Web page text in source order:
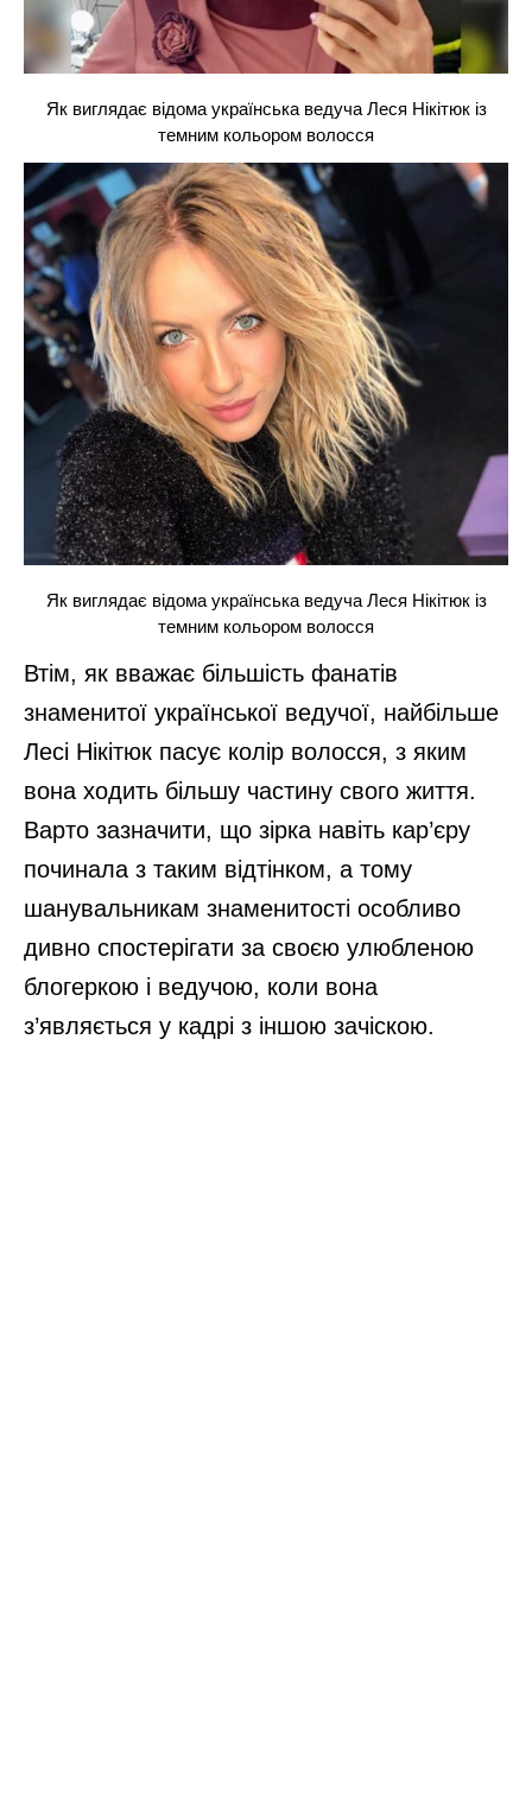
Як виглядає відома українська ведуча Леся Нікітюк із
темним кольором волосся
Як виглядає відома українська ведуча Леся Нікітюк із
темним кольором волосся
Втім, як вважає більшість фанатів
знаменитої української ведучої, найбільше
Лесі Нікітюк пасує колір волосся, з яким
вона ходить більшу частину свого життя.
Варто зазначити, що зірка навіть кар’єру
починала з таким відтінком, а тому
шанувальникам знаменитості особливо
дивно спостерігати за своєю улюбленою
блогеркою і ведучою, коли вона
з’являється у кадрі з іншою зачіскою.